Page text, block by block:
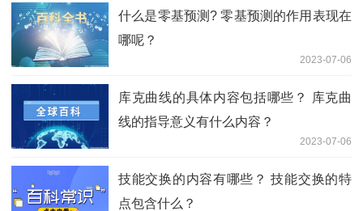
什么是零基预测? 零基预测的作用表现在
哪呢？
2023-07-06
库克曲线的具体内容包括哪些？ 库克曲
线的指导意义有什么内容？
2023-07-06
技能交换的内容有哪些？ 技能交换的特
点包含什么？